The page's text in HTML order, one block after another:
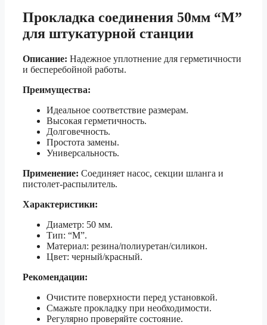
Прокладка соединения 50мм “М”
для штукатурной станции
Описание: Надежное уплотнение для герметичности
и бесперебойной работы.
Преимущества:
Идеальное соответствие размерам.
Высокая герметичность.
Долговечность.
Простота замены.
Универсальность.
Применение: Соединяет насос, секции шланга и
пистолет-распылитель.
Характеристики:
Диаметр: 50 мм.
Тип: “М”.
Материал: резина/полиуретан/силикон.
Цвет: черный/красный.
Рекомендации:
Очистите поверхности перед установкой.
Смажьте прокладку при необходимости.
Регулярно проверяйте состояние.